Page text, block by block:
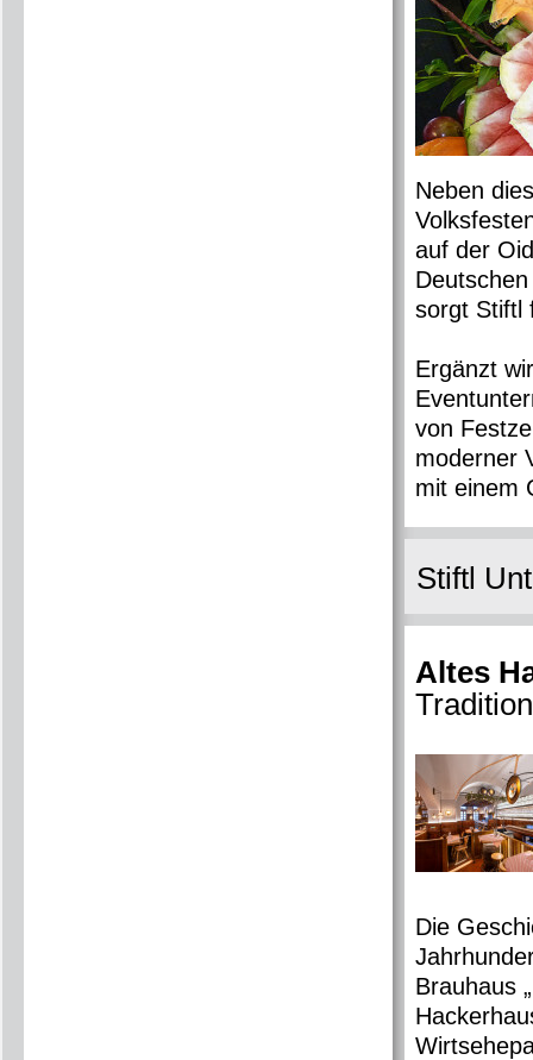
Neben
auf der
sorgt Stiftl
Ergänzt
von
moderner
mit einem
Stiftl
Altes
Die
Brauhaus